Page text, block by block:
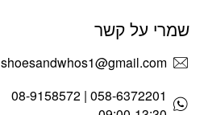
שמרי על קשר
shoesandwhos1@gmail.com
058-6372201 | 08-9158572